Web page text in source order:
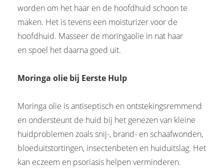
worden om het haar en de hoofdhuid schoon te
maken. Het is tevens een moisturizer voor de
hoofdhuid. Masseer de moringaolie in nat haar
en spoel het daarna goed uit.
Moringa olie bij Eerste Hulp
Moringa olie is antiseptisch en ontstekingsremmend
en ondersteunt de huid bij het genezen van kleine
huidproblemen zoals snij-, brand- en schaafwonden,
bloeduitstortingen, insectenbeten en huiduitslag. Het
kan eczeem en psoriasis helpen verminderen.